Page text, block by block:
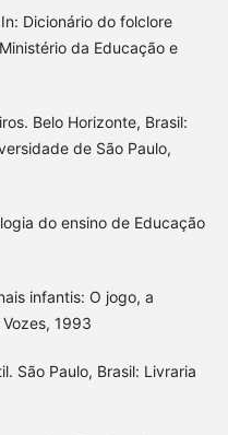
Dicionário do folclore
da Educação e
Belo Horizonte, Brasil:
de São Paulo,
do ensino de Educação
infantis: O jogo, a
1993
São Paulo, Brasil: Livraria